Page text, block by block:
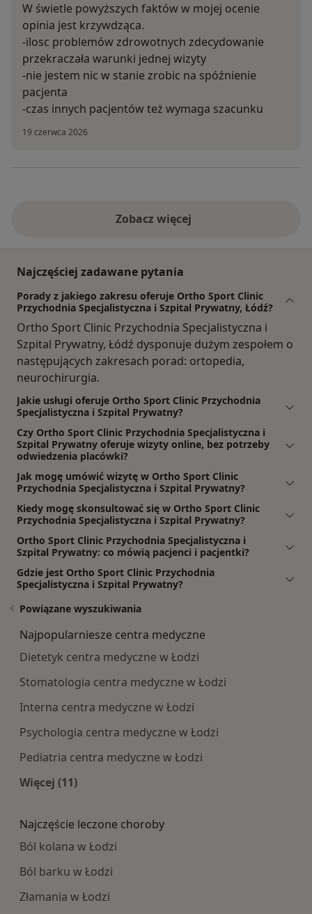
W świetle powyższych faktów w mojej ocenie
opinia jest krzywdząca.
-ilosc problemów zdrowotnych zdecydowanie
przekraczała warunki jednej wizyty
-nie jestem nic w stanie zrobic na spóźnienie
pacjenta
-czas innych pacjentów też wymaga szacunku
19 czerwca 2026
Zobacz więcej
Najczęściej zadawane pytania
Porady z jakiego zakresu oferuje Ortho Sport Clinic
Przychodnia Specjalistyczna i Szpital Prywatny, Łódź?
Ortho Sport Clinic Przychodnia Specjalistyczna i
Szpital Prywatny, Łódź dysponuje dużym zespołem o
następujących zakresach porad: ortopedia,
neurochirurgia.
Jakie usługi oferuje Ortho Sport Clinic Przychodnia
Specjalistyczna i Szpital Prywatny?
Czy Ortho Sport Clinic Przychodnia Specjalistyczna i
Szpital Prywatny oferuje wizyty online, bez potrzeby
odwiedzenia placówki?
Jak mogę umówić wizytę w Ortho Sport Clinic
Przychodnia Specjalistyczna i Szpital Prywatny?
Kiedy mogę skonsultować się w Ortho Sport Clinic
Przychodnia Specjalistyczna i Szpital Prywatny?
Ortho Sport Clinic Przychodnia Specjalistyczna i
Szpital Prywatny: co mówią pacjenci i pacjentki?
Gdzie jest Ortho Sport Clinic Przychodnia
Specjalistyczna i Szpital Prywatny?
Powiązane wyszukiwania
Najpopularniesze centra medyczne
Dietetyk centra medyczne w Łodzi
Stomatologia centra medyczne w Łodzi
Interna centra medyczne w Łodzi
Psychologia centra medyczne w Łodzi
Pediatria centra medyczne w Łodzi
Więcej (11)
Najczęście leczone choroby
Ból kolana w Łodzi
Ból barku w Łodzi
Złamania w Łodzi